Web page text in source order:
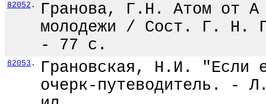
82052 .
Гранова, Г.Н. Атом от
молодежи / Сост. Г. Н.
- 77 с.
82053 .
Грановская, Н.И. "Если
очерк-путеводитель.